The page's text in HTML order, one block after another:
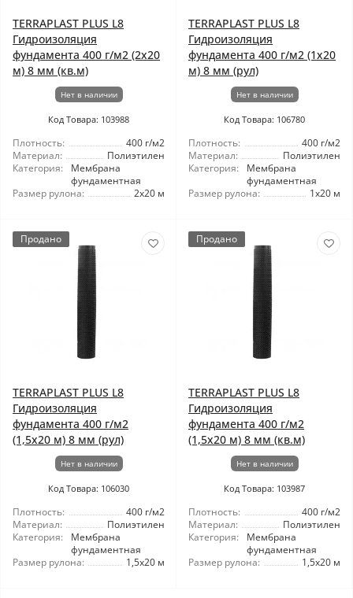
TERRAPLAST PLUS L8
Гидроизоляция
фундамента 400 г/м2 (2x20
м) 8 мм (кв.м)
Нет в наличии
Код Товара: 103988
Плотность:
400 г/м2
Материал:
Полиэтилен
Категория:
Мембрана
фундаментная
Размер рулона:
2x20 м
TERRAPLAST PLUS L8
Гидроизоляция
фундамента 400 г/м2 (1x20
м) 8 мм (рул)
Нет в наличии
Код Товара: 106780
Плотность:
400 г/м2
Материал:
Полиэтилен
Категория:
Мембрана
фундаментная
Размер рулона:
1x20 м
Продано
TERRAPLAST PLUS L8
Гидроизоляция
фундамента 400 г/м2
(1,5x20 м) 8 мм (рул)
Нет в наличии
Код Товара: 106030
Плотность:
400 г/м2
Материал:
Полиэтилен
Категория:
Мембрана
фундаментная
Размер рулона:
1,5x20 м
Продано
TERRAPLAST PLUS L8
Гидроизоляция
фундамента 400 г/м2
(1,5x20 м) 8 мм (кв.м)
Нет в наличии
Код Товара: 103987
Плотность:
400 г/м2
Материал:
Полиэтилен
Категория:
Мембрана
фундаментная
Размер рулона:
1,5x20 м